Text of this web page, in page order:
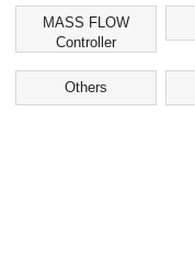
MASS FLOW
Controller
Others